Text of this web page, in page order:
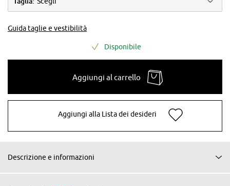
Guida taglie e vestibilità
Disponibile
Aggiungi al carrello
Aggiungi alla Lista dei desideri
Descrizione e informazioni